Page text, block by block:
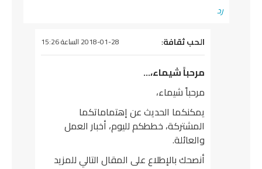
رد
يقول
الحب ثقافة: 2018-01-28 الساعة 15:26
مرحباً شيماء،…
مرحباً شيماء،
يمكنكما الحديث عن إهتماماتكما
المشتركة، خططكم لليوم، أخبار العمل
والعائلة.
أنصحك بالإطلاع على المقال التالي للمزيد